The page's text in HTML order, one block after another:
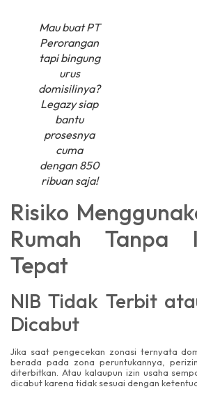
Mau buat PT
Perorangan
tapi bingung
urus
domisilinya?
Legazy siap
bantu
prosesnya
cuma
dengan 850
ribuan saja!
Risiko
Rumah Tanpa
Tepat
NIB Tidak Terbit
Dicabut
Jika saat pengecekan zonasi ternyata
berada pada zona peruntukannya,
diterbitkan. Atau kalaupun izin usaha
dicabut karena tidak sesuai dengan